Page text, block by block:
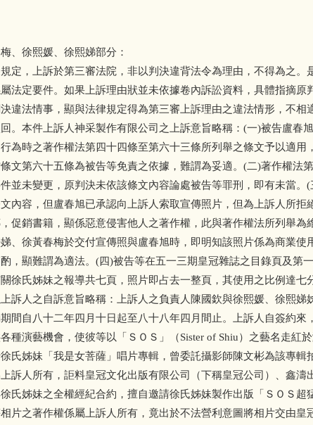
、徐熙媛、徐熙娣部分：
定，上訴於第三審法院，非以判決違背法令為理由，不得為之。
法定要件。如果上訴理由狀並未依據卷內訴訟資料，具體指摘原
違法情事，顯與法律規定得為第三審上訴理由之違法情形，不相
。本件上訴人神采製作有限公司之上訴意旨略稱：(一)被告盧春
為時之著作權法第四十四條至第六十三條所列舉之條文予以適用
文第六十五條為被告等免責之依據，難謂為妥適。(二)著作權法
並未變更，原判決未依該條文內容論處被告等罪刑，即有未當。
內容，但盧春旭已承認向上訴人索取宣傳照片，但為上訴人所拒
促銷書籍，顯係惡意侵害他人之著作權，此與著作權法所列舉為
、徐黃春梅於交付宣傳照與盧春旭時，即明知該照片係為商業使
，顯難謂為適法。(四)被告等在五一三期皇冠雜誌之目錄頁及第
徐氏姊妹之報導共七頁，照片即占去一整頁，其使用之比例達七
訴人之自訴意旨略稱：上訴人之負責人陳國欽與徐熙媛、徐熙娣
間自八十二年四月十日起至八十八年四月間止。上訴人自簽約來
種演藝機會，使彼等以「ＳＯＳ」（Sister of Shiu）之藝名走紅
氏姊妹「我是女菩薩」唱片專輯，曾委託攝影師陳文彬為該專輯
訴人所有，詎料皇冠文化出版有限公司（下稱皇冠公司）、鑫濤
氏姊妹之全權經紀合約，擅自邀請徐氏姊妹製作出版「ＳＯＳ超
片之著作權係屬上訴人所有，竟出於不法營利意圖將相片交由皇